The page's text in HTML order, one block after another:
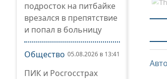
подросток на питбайке
врезался в препятствие
и попал в больницу
Общество 05.08.2026 в 13:41
ПИК и Росгосстрах